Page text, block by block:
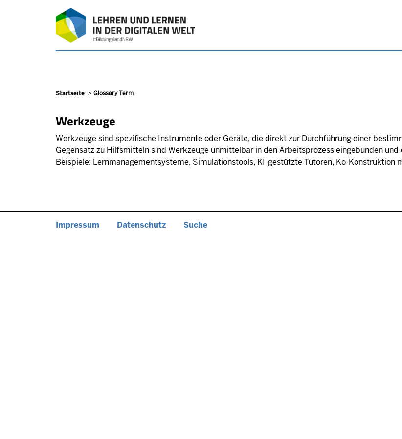
Direkt zum Inhalt
Pfadnavigation
Startseite Glossary Term
Werkzeuge
Werkzeuge sind spezifische Instrumente oder Geräte, die direkt zur Durchführung einer
Gegensatz zu Hilfsmitteln sind Werkzeuge unmittelbar in den Arbeitsprozess eingebunden
Beispiele: Lernmanagementsysteme, Simulationstools, KI-gestützte Tutoren, Ko-Konstruktion
Fußzeile
Impressum Datenschutz Suche